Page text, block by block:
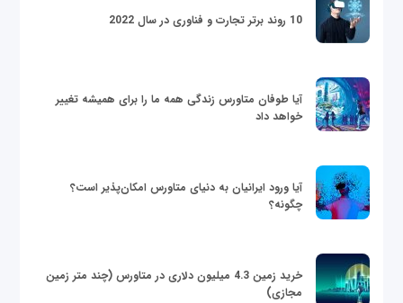
10 روند برتر تجارت و فناوری در سال 2022
آیا طوفان متاورس زندگی همه ما را برای همیشه تغییر
خواهد داد
آیا ورود ایرانیان به دنیای متاورس امکان‌پذیر است؟
چگونه؟
خرید زمین 4.3 میلیون دلاری در متاورس (چند متر زمین
مجازی)